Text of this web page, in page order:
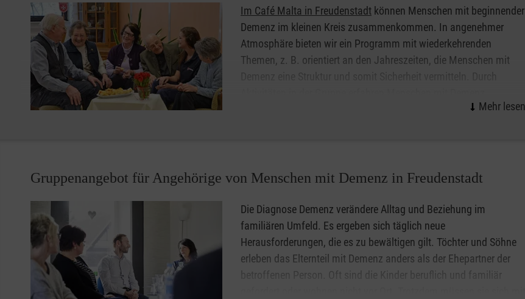
Im Café Malta in Freudenstadt können Menschen mit beginnender
Demenz im kleinen Kreis zusammenkommen. In angenehmer
Atmosphäre bieten wir ein Programm mit wiederkehrenden
Themen, z. B. orientiert an den Jahreszeiten, die Menschen mit
Gemeinschaft und Freude. Vergessen geglaubte oder bisher
Dies geschieht unter der Leitung einer Fachkraft und mit geschulten Ehrenamtlichen. In kleinen Gruppen ist eine
individuelle Begleitung jedes einzelnen Gastes möglich. Gleichzeitig erfahren die Angehörigen für ein paar Stunden
Entlastung.
Gruppenangebot für Angehörige von Menschen mit Demenz in Freudenstadt
Die Diagnose Demenz verändere Alltag und Beziehung im
familiären Umfeld. Es ergeben sich täglich neue
Herausforderungen, die es zu bewältigen gilt. Töchter und Söhne
erleben das Elternteil mit Demenz anders als der Ehepartner der
betroffenen Person. Oft sind die Kinder beruflich und familiär